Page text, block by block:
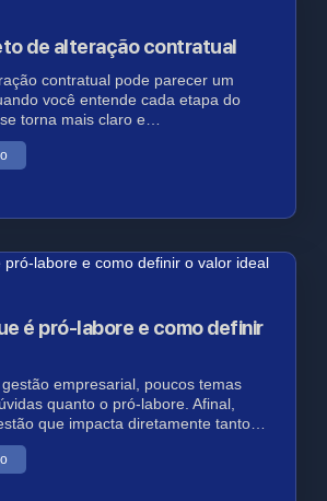
de alteração contratual
contratual pode parecer um
você entende cada etapa do
torna mais claro e…
é pró-labore e como definir
empresarial, poucos temas
quanto o pró-labore. Afinal,
que impacta diretamente tanto…